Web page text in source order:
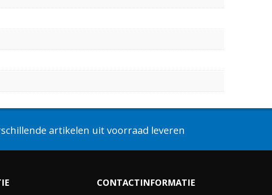
artikelen uit voorraad leveren
CONTACTINFORMATIE